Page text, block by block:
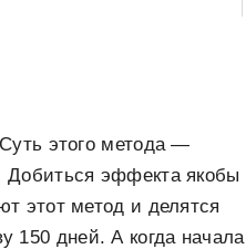
этого метода —
Добиться эффекта якобы
этот метод и делятся
150 дней. А когда начала